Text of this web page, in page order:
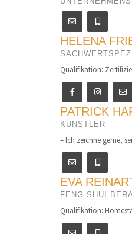
HELENA
Qualifikation:
PATRICK
KÜNSTLER
– Ich zeichne gerne,
EVA
FENG SHUI
Qualifikation: